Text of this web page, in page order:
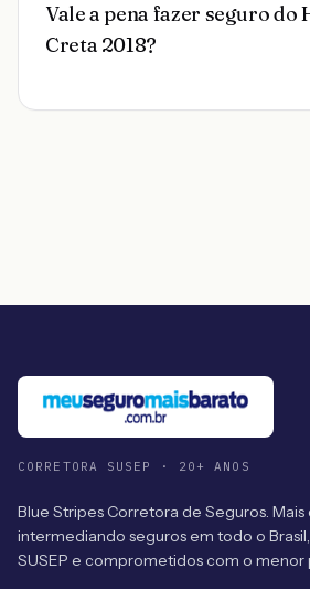
Vale a pena fazer seguro do
Creta 2018?
CORRETORA SUSEP · 20+ ANOS
Blue Stripes Corretora de Seguros. Mais
intermediando seguros em todo o
SUSEP e comprometidos com o menor